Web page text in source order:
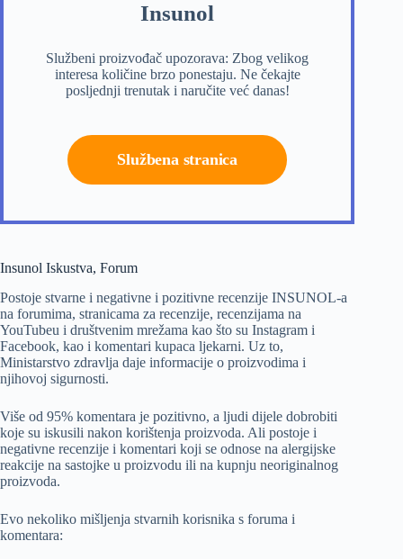
Insunol
Službeni proizvođač upozorava: Zbog velikog
interesa količine brzo ponestaju. Ne čekajte
posljednji trenutak i naručite već danas!
Službena stranica
Insunol Iskustva, Forum
Postoje stvarne i negativne i pozitivne recenzije INSUNOL-a
na forumima, stranicama za recenzije, recenzijama na
YouTubeu i društvenim mrežama kao što su Instagram i
Facebook, kao i komentari kupaca ljekarni. Uz to,
Ministarstvo zdravlja daje informacije o proizvodima i
njihovoj sigurnosti.
Više od 95% komentara je pozitivno, a ljudi dijele dobrobiti
koje su iskusili nakon korištenja proizvoda. Ali postoje i
negativne recenzije i komentari koji se odnose na alergijske
reakcije na sastojke u proizvodu ili na kupnju neoriginalnog
proizvoda.
Evo nekoliko mišljenja stvarnih korisnika s foruma i
komentara: